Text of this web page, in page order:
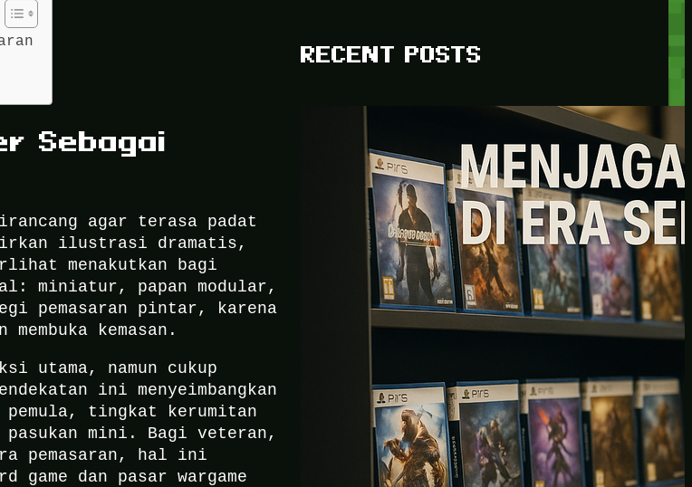
Sebagai
agar terasa padat
ilustrasi dramatis,
menakutkan bagi
miniatur, papan modular,
pemasaran pintar, karena
kemasan.
utama, namun cukup
ini menyeimbangkan
tingkat kerumitan
pasukan mini. Bagi veteran,
pemasaran, hal ini
game dan pasar wargame
RECENT POSTS